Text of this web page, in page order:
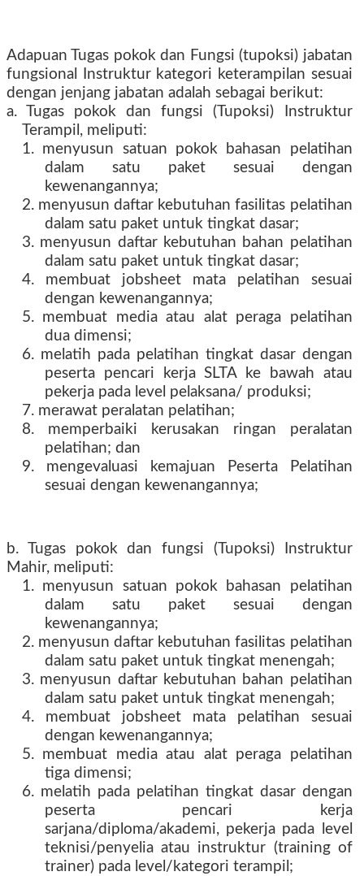
Adapuan Tugas pokok dan Fungsi (tupoksi) jabatan
fungsional Instruktur kategori keterampilan sesuai
dengan jenjang jabatan adalah sebagai berikut:
a. Tugas pokok dan fungsi (Tupoksi) Instruktur
Terampil, meliputi:
1. menyusun satuan pokok bahasan pelatihan
dalam satu paket sesuai dengan
kewenangannya;
2. menyusun daftar kebutuhan fasilitas pelatihan
dalam satu paket untuk tingkat dasar;
3. menyusun daftar kebutuhan bahan pelatihan
dalam satu paket untuk tingkat dasar;
4. membuat jobsheet mata pelatihan sesuai
dengan kewenangannya;
5. membuat media atau alat peraga pelatihan
dua dimensi;
6. melatih pada pelatihan tingkat dasar dengan
peserta pencari kerja SLTA ke bawah atau
pekerja pada level pelaksana/ produksi;
7. merawat peralatan pelatihan;
8. memperbaiki kerusakan ringan peralatan
pelatihan; dan
9. mengevaluasi kemajuan Peserta Pelatihan
sesuai dengan kewenangannya;
b. Tugas pokok dan fungsi (Tupoksi) Instruktur
Mahir, meliputi:
1. menyusun satuan pokok bahasan pelatihan
dalam satu paket sesuai dengan
kewenangannya;
2. menyusun daftar kebutuhan fasilitas pelatihan
dalam satu paket untuk tingkat menengah;
3. menyusun daftar kebutuhan bahan pelatihan
dalam satu paket untuk tingkat menengah;
4. membuat jobsheet mata pelatihan sesuai
dengan kewenangannya;
5. membuat media atau alat peraga pelatihan
tiga dimensi;
6. melatih pada pelatihan tingkat dasar dengan
peserta pencari kerja
sarjana/diploma/akademi, pekerja pada level
teknisi/penyelia atau instruktur (training of
trainer) pada level/kategori terampil;